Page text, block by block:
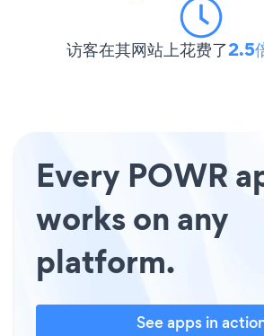
访客在其网站上花费了2.5
Every POWR
works on any
platform.
See apps in